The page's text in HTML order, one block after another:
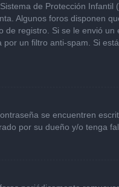
de Protección
Algunos foros disponen
registro. Si se le envió
un filtro anti-spam. Si
se encuentren
por su dueño y/o tenga